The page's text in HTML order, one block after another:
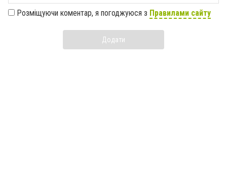
Розміщуючи коментар, я погоджуюся з Правилами сайту
Додати